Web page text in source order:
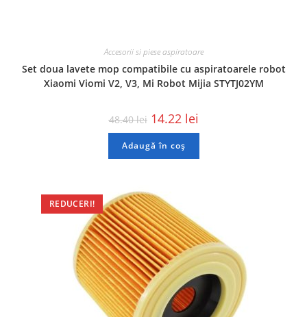
Accesorii si piese aspiratoare
Set doua lavete mop compatibile cu aspiratoarele robot
Xiaomi Viomi V2, V3, Mi Robot Mijia STYTJ02YM
48.40lei 14.22 lei
Adaugă în coș
REDUCERI!